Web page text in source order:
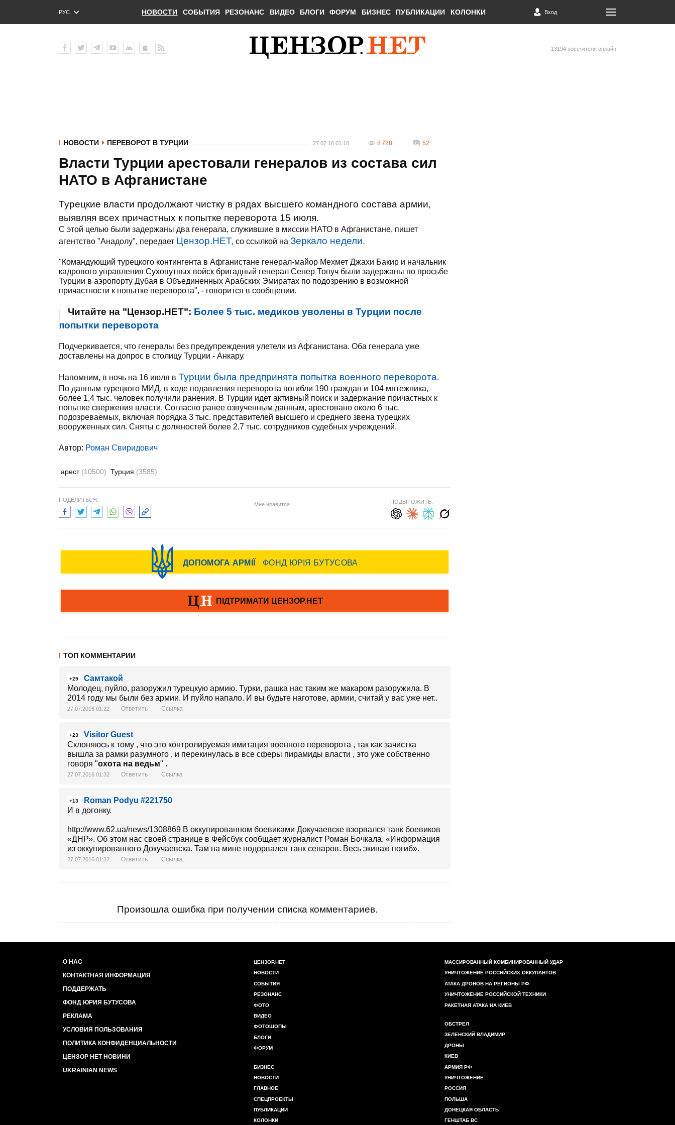
РУС
ENG
НОВОСТИ СОБЫТИЯ РЕЗОНАНС ВИДЕО БЛОГИ ФОРУМ БИЗНЕС ПУБЛИКАЦИИ КОЛОНКИ Вход
13194 посетителя онлайн
НОВОСТИ ПЕРЕВОРОТ В ТУРЦИИ 27.07.16 01:18 8 728 52
Власти Турции арестовали генералов из состава сил
НАТО в Афганистане
Турецкие власти продолжают чистку в рядах высшего командного состава армии,
выявляя всех причастных к попытке переворота 15 июля.
С этой целью были задержаны два генерала, служившие в миссии НАТО в Афганистане, пишет
агентство "Анадолу", передает Цензор.НЕТ, со ссылкой на Зеркало недели.
"Командующий турецкого контингента в Афганистане генерал-майор Мехмет Джахи Бакир и начальник
кадрового управления Сухопутных войск бригадный генерал Сенер Топуч были задержаны по просьбе
Турции в аэропорту Дубая в Объединенных Арабских Эмиратах по подозрению в возможной
причастности к попытке переворота", - говорится в сообщении.
Читайте на "Цензор.НЕТ": Более 5 тыс. медиков уволены в Турции после
попытки переворота
Подчеркивается, что генералы без предупреждения улетели из Афганистана. Оба генерала уже
доставлены на допрос в столицу Турции - Анкару.
Напомним, в ночь на 16 июля в Турции была предпринята попытка военного переворота.
По данным турецкого МИД, в ходе подавления переворота погибли 190 граждан и 104 мятежника,
более 1,4 тыс. человек получили ранения. В Турции идет активный поиск и задержание причастных к
попытке свержения власти. Согласно ранее озвученным данным, арестовано около 6 тыс.
подозреваемых, включая порядка 3 тыс. представителей высшего и среднего звена турецких
вооруженных сил. Сняты с должностей более 2,7 тыс. сотрудников судебных учреждений.
Автор: Роман Свиридович
арест (10500) Турция (3585)
ПОДЕЛИТЬСЯ:
Мне нравится ПОДЫТОЖИТЬ:
ТОП КОММЕНТАРИИ
+29
Самтакой
Молодец, пуйло, разоружил турецкую армию. Турки, рашка нас таким же макаром разоружила. В
2014 году мы были без армии. И пуйло напало. И вы будьте наготове, армии, считай у вас уже нет..
27.07.2016 01:22 Ответить Ссылка
+23
Visitor Guest
Склоняюсь к тому , что это контролируемая имитация военного переворота , так как зачистка
вышла за рамки разумного , и перекинулась в все сферы пирамиды власти , это уже собственно
говоря "охота на ведьм" .
27.07.2016 01:32 Ответить Ссылка
+13
Roman Podyu #221750
И в догонку.
http://www.62.ua/news/1308869 В оккупированном боевиками Докучаевске взорвался танк боевиков
«ДНР». Об этом нас своей странице в Фейсбук сообщает журналист Роман Бочкала. «Информация
из оккупированного Докучаевска. Там на мине подорвался танк сепаров. Весь экипаж погиб».
27.07.2016 01:32 Ответить Ссылка
Произошла ошибка при получении списка комментариев.
О НАС
КОНТАКТНАЯ ИНФОРМАЦИЯ
ПОДДЕРЖАТЬ
ФОНД ЮРИЯ БУТУСОВА
РЕКЛАМА
УСЛОВИЯ ПОЛЬЗОВАНИЯ
ПОЛИТИКА КОНФИДЕНЦИАЛЬНОСТИ
ЦЕНЗОР НЕТ НОВИНИ
UKRAINIAN NEWS
ЦЕНЗОР.НЕТ
НОВОСТИ
СОБЫТИЯ
РЕЗОНАНС
ФОТО
ВИДЕО
ФОТОШОПЫ
БЛОГИ
ФОРУМ
БИЗНЕС
НОВОСТИ
ГЛАВНОЕ
СПЕЦПРОЕКТЫ
ПУБЛИКАЦИИ
КОЛОНКИ
МАССИРОВАННЫЙ КОМБИНИРОВАННЫЙ УДАР
УНИЧТОЖЕНИЕ РОССИЙСКИХ ОККУПАНТОВ
АТАКА ДРОНОВ НА РЕГИОНЫ РФ
УНИЧТОЖЕНИЕ РОССИЙСКОЙ ТЕХНИКИ
РАКЕТНАЯ АТАКА НА КИЕВ
ОБСТРЕЛ
ЗЕЛЕНСКИЙ ВЛАДИМИР
ДРОНЫ
КИЕВ
АРМИЯ РФ
УНИЧТОЖЕНИЕ
РОССИЯ
ПОЛЬША
ДОНЕЦКАЯ ОБЛАСТЬ
ГЕНШТАБ ВС